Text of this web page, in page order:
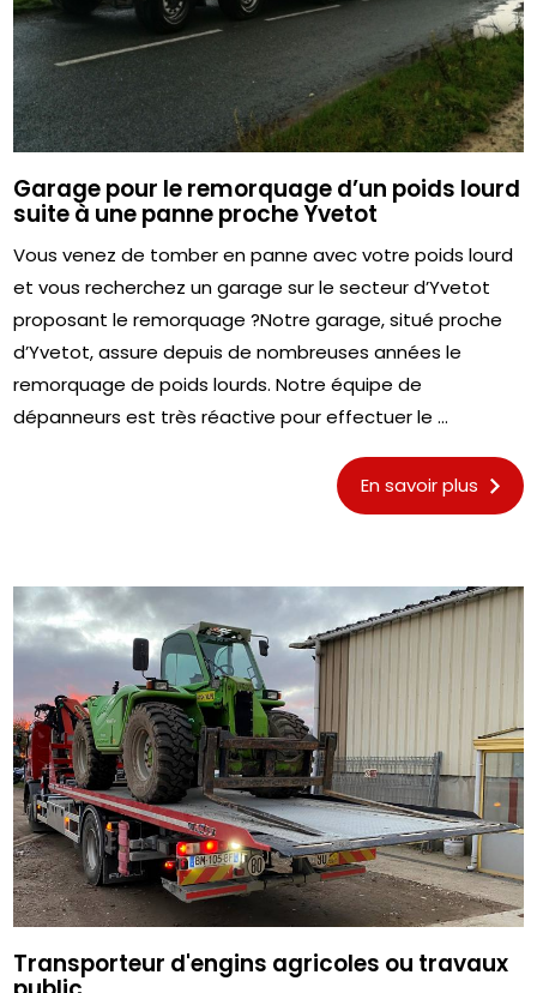
Garage pour le remorquage d’un poids lourd
suite à une panne proche Yvetot
Vous venez de tomber en panne avec votre poids lourd
et vous recherchez un garage sur le secteur d’Yvetot
proposant le remorquage ?Notre garage, situé proche
d’Yvetot, assure depuis de nombreuses années le
remorquage de poids lourds. Notre équipe de
dépanneurs est très réactive pour effectuer le ...
En savoir plus
Transporteur d'engins agricoles ou travaux